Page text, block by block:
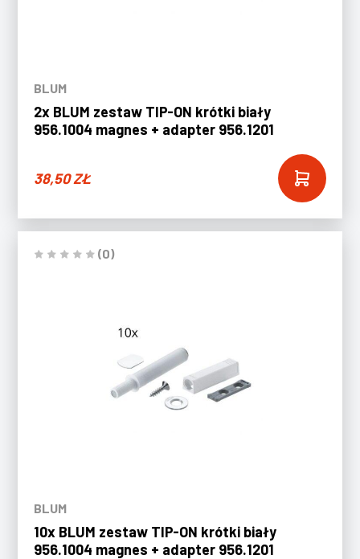
BLUM
2x BLUM zestaw TIP-ON krótki biały
956.1004 magnes + adapter 956.1201
38,50ZŁ
(0)
BLUM
10x BLUM zestaw TIP-ON krótki biały
956.1004 magnes + adapter 956.1201